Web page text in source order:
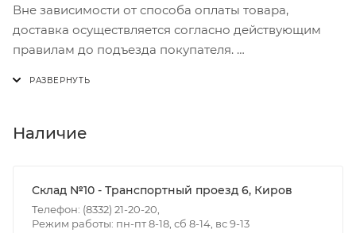
Вне зависимости от способа оплаты товара,
доставка осуществляется согласно действующим
правилам до подъезда покупателя.
В субботу с 8:00 до 15:00
- зоны доставки;
- веса и габаритов товаров в заказе;
- количества торговых точек для погрузки товаров.
Наличие
Склад №10 - Транспортный проезд 6, Киров
Телефон: (8332) 21-20-20,
Режим работы: пн-пт 8-18, сб 8-14, вс 9-13